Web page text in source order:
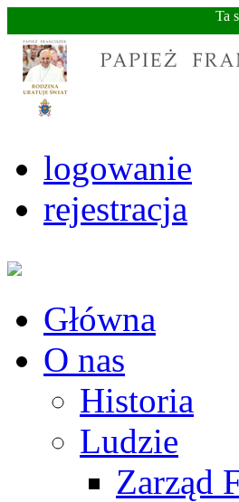
Ta
logowanie
rejestracja
Główna
O nas
Historia
Ludzie
Zarząd